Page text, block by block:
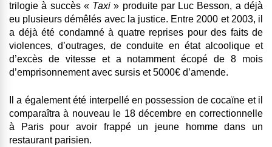
trilogie à succès « Taxi » produite par Luc Besson, a déjà
eu plusieurs démêlés avec la justice. Entre 2000 et 2003, il
a déjà été condamné à quatre reprises pour des faits de
violences, d’outrages, de conduite en état alcoolique et
d’excès de vitesseet a notamment écopé de 8 mois
d’emprisonnement avec sursis et 5000€ d’amende.
Il a également été interpellé en possession decocaïne et il
comparaîtra à nouveau le 18 décembre en correctionnelle
à Paris pour avoir frappé un jeune hommedans un
restaurant parisien.